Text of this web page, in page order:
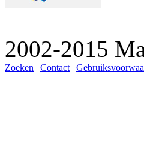
2002-2015
Zoeken | Contact |